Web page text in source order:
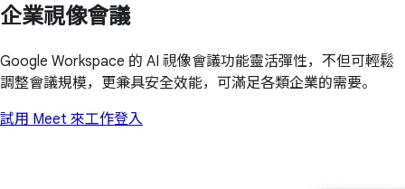
企業視像會議
Google Workspace 的 AI 視像會議功能靈活彈性，不但可輕鬆
調整會議規模，更兼具安全效能，可滿足各類企業的需要。
試用 Meet 來工作登入